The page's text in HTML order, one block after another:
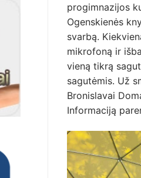
progimnazijos
Ogenskienės
svarbą.
mikrofoną ir
vieną tikrą
sagutėmis. Už
Bronislavai
Informaciją